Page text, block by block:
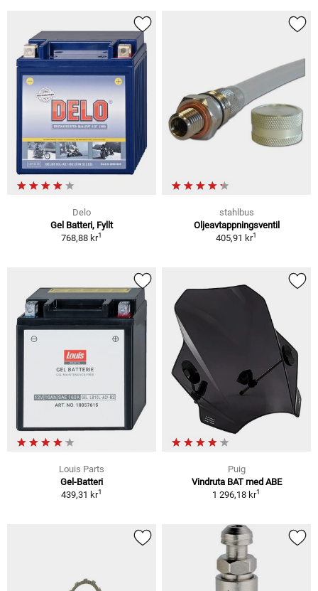
Delo
Gel Batteri, Fyllt
768,88 kr1
stahlbus
Oljeavtappningsventil
405,91 kr1
Louis Parts
Gel-Batteri
439,31 kr1
Puig
Vindruta BAT med ABE
1 296,18 kr1